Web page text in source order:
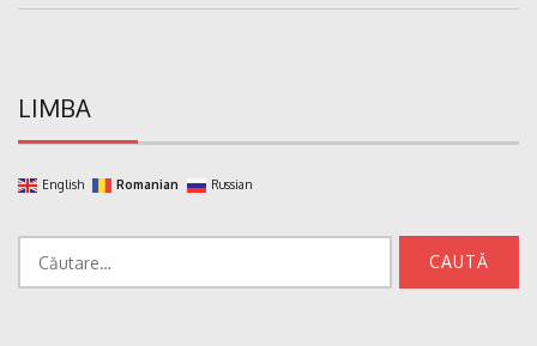
LIMBA
English Romanian Russian